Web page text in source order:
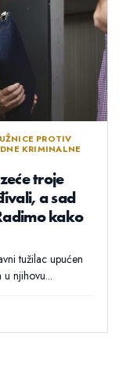
PROTIV
KRIMINALNE
troje
a sad
kako
tužilac upućen
njihovu...